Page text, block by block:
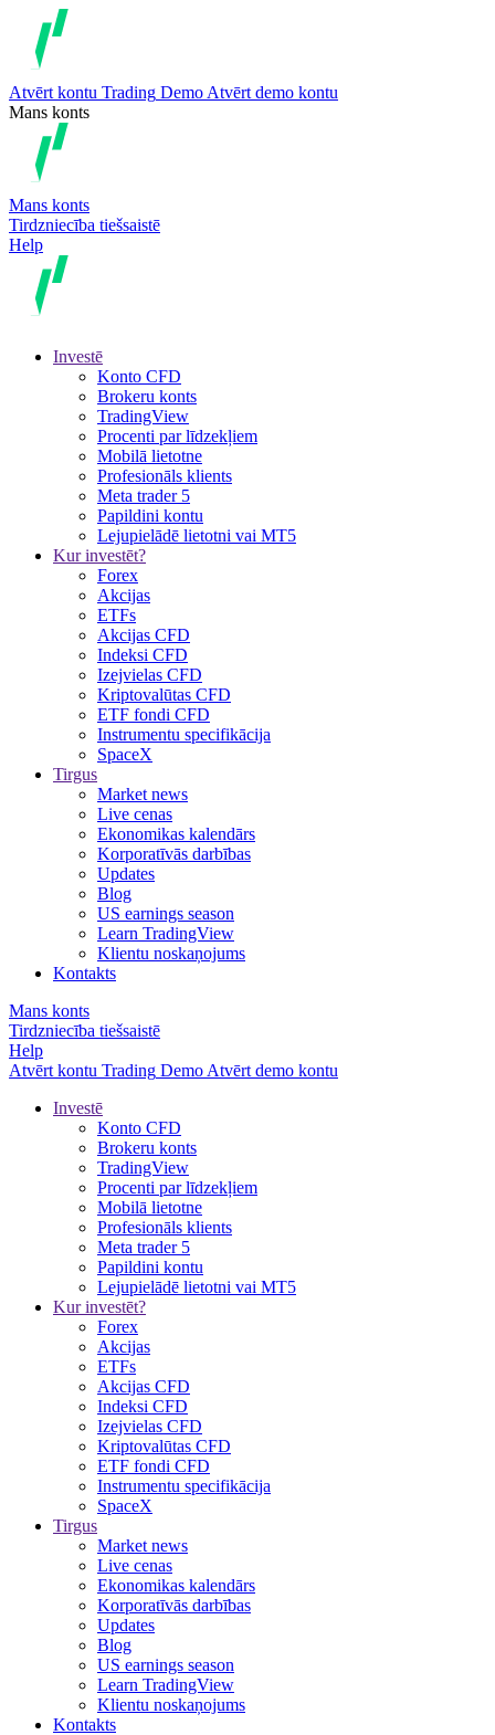
Atvērt kontu Trading Demo Atvērt demo kontu
Mans konts
Mans konts
Tirdzniecība tiešsaistē
Help
Investē
Konto CFD
Brokeru konts
TradingView
Procenti par līdzekļiem
Mobilā lietotne
Profesionāls klients
Meta trader 5
Papildini kontu
Lejupielādē lietotni vai MT5
Kur investēt?
Forex
Akcijas
ETFs
Akcijas CFD
Indeksi CFD
Izejvielas CFD
Kriptovalūtas CFD
ETF fondi CFD
Instrumentu specifikācija
SpaceX
Tirgus
Market news
Live cenas
Ekonomikas kalendārs
Korporatīvās darbības
Updates
Blog
US earnings season
Learn TradingView
Klientu noskaņojums
Kontakts
Mans konts
Tirdzniecība tiešsaistē
Help
Atvērt kontu Trading Demo Atvērt demo kontu
Investē
Konto CFD
Brokeru konts
TradingView
Procenti par līdzekļiem
Mobilā lietotne
Profesionāls klients
Meta trader 5
Papildini kontu
Lejupielādē lietotni vai MT5
Kur investēt?
Forex
Akcijas
ETFs
Akcijas CFD
Indeksi CFD
Izejvielas CFD
Kriptovalūtas CFD
ETF fondi CFD
Instrumentu specifikācija
SpaceX
Tirgus
Market news
Live cenas
Ekonomikas kalendārs
Korporatīvās darbības
Updates
Blog
US earnings season
Learn TradingView
Klientu noskaņojums
Kontakts